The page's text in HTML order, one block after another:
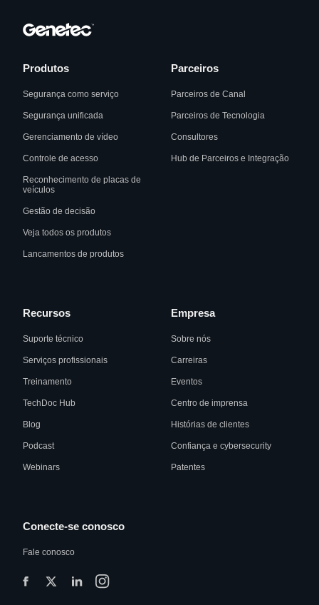
Produtos
Segurança como serviço
Segurança unificada
Gerenciamento de vídeo
Controle de acesso
Reconhecimento de placas de
veículos
Gestão de decisão
Veja todos os produtos
Lancamentos de produtos
Parceiros
Parceiros de Canal
Parceiros de Tecnologia
Consultores
Hub de Parceiros e Integração
Recursos
Suporte técnico
Serviços profissionais
Treinamento
TechDoc Hub
Blog
Podcast
Webinars
Empresa
Sobre nós
Carreiras
Eventos
Centro de imprensa
Histórias de clientes
Confiança e cybersecurity
Patentes
Conecte-se conosco
Fale conosco